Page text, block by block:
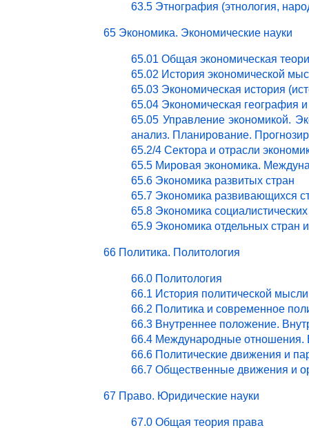
63.5 Этнография (этнология,
65 Экономика. Экономические науки
65.01 Общая экономическая
65.02 История экономической
65.03 Экономическая история
65.04 Экономическая география
65.05 Управление экономикой.
анализ. Планирование.
65.2/4 Сектора и отрасли
65.5 Мировая экономика.
65.6 Экономика развитых стран
65.7 Экономика развивающихся
65.8 Экономика
65.9 Экономика отдельных стран
66 Политика. Политология
66.0 Политология
66.1 История политической мысли
66.2 Политика и современное
66.3 Внутреннее положение.
66.4 Международные отношения.
66.6 Политические движения и
66.7 Общественные движения и
67 Право. Юридические науки
67.0 Общая теория права